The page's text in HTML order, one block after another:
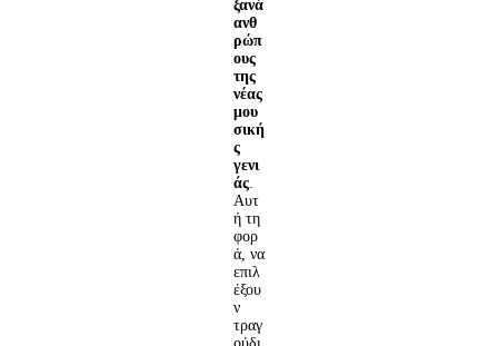
ξανά
ανθ
ρώπ
ους
της
νέας
μου
σική
ς
γενι
άς.
Αυτ
ή τη
φορ
ά, να
επιλ
έξου
ν
τραγ